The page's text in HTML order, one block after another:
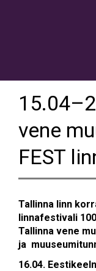
vene
FEST
Tallinna linn
linnafestivali
Tallinna vene
ja
16.04.